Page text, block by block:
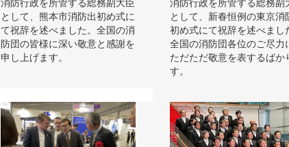
消防行政を所管する総務副大臣
として、熊本市消防出初め式に
て祝辞を述べました。全国の消
防団の皆様に深い敬意と感謝を
申し上げます。
消防行政を所管する総務副
として、新春恒例の東京消
初め式にて祝辞を述べまし
全国の消防団各位のご尽力
ただただ敬意を表するばか
す。